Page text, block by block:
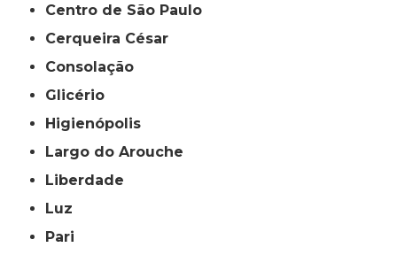
Centro de São Paulo
Cerqueira César
Consolação
Glicério
Higienópolis
Largo do Arouche
Liberdade
Luz
Pari